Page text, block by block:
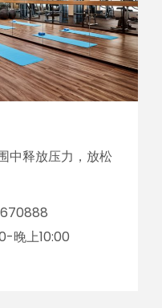
中释放压力，放松
晚上10:00